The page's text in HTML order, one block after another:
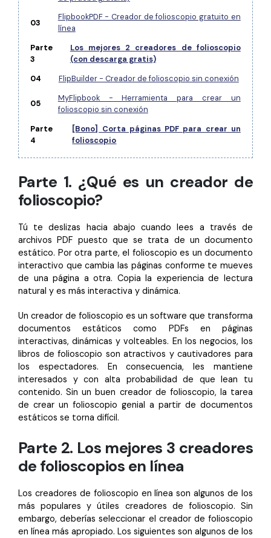
Freelancer
Explorar todas las características
Explorar más
Plantillas de PDF gratuitas
Edita y personaliza plantillas gratuitas.
Adquiere PDFelement con descuento académico.
Centro de descargas
Descarga las herramientas de PDF.
Actualizar a PDFelement V12.
03
FlipbookPDF - Creador de folioscopio gratuito en
línea
Parte
3
Los mejores 2 creadores de folioscopio
(con descarga gratis)
04
FlipBuilder - Creador de folioscopio sin conexión
05
MyFlipbook - Herramienta para crear un
folioscopio sin conexión
Parte
4
[Bono] Corta páginas PDF para crear un
folioscopio
Parte 1. ¿Qué es un creador de
folioscopio?
Tú te deslizas hacia abajo cuando lees a través de
archivos PDF puesto que se trata de un documento
estático. Por otra parte, el folioscopio es un documento
interactivo que cambia las páginas conforme te mueves
de una página a otra. Copia la experiencia de lectura
natural y es más interactiva y dinámica.
Un creador de folioscopio es un software que transforma
documentos estáticos como PDFs en páginas
interactivas, dinámicas y volteables. En los negocios, los
libros de folioscopio son atractivos y cautivadores para
los espectadores. En consecuencia, les mantiene
interesados y con alta probabilidad de que lean tu
contenido. Sin un buen creador de folioscopio, la tarea
de crear un folioscopio genial a partir de documentos
estáticos se torna difícil.
Parte 2. Los mejores 3 creadores
de folioscopios en línea
Los creadores de folioscopio en línea son algunos de los
más populares y útiles creadores de folioscopio. Sin
embargo, deberías seleccionar el creador de folioscopio
en línea más apropiado. Los siguientes son algunos de los